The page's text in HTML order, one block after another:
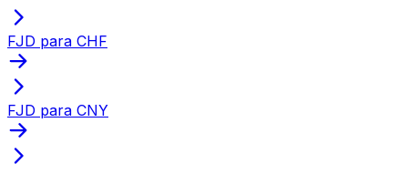
FJD para CHF
FJD para CNY